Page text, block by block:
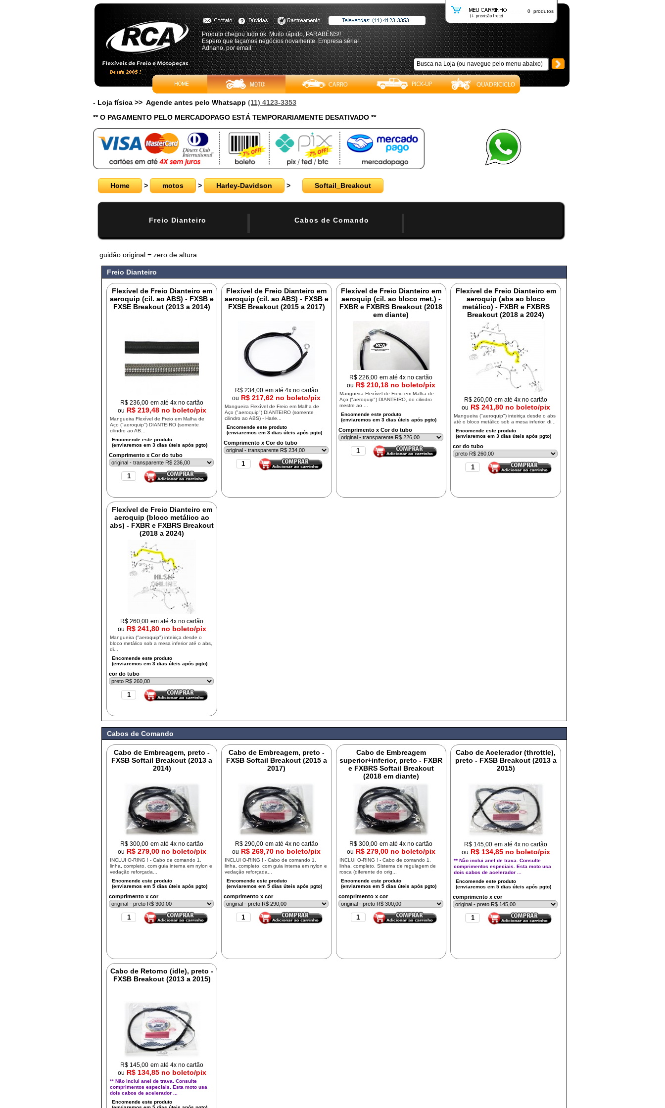
0 produtos
Produto chegou tudo ok. Muito rápido, PARABÉNS!!
Espero que façamos negócios novamente. Empresa séria!
Adriano, por email
- Loja física >> Agende antes pelo Whatsapp (11) 4123-3353
** O PAGAMENTO PELO MERCADOPAGO ESTÁ TEMPORARIAMENTE DESATIVADO **
Home > motos > Harley-Davidson > Softail_Breakout
Freio Dianteiro Cabos de Comando
guidão original = zero de altura
Freio Dianteiro
Flexível de Freio Dianteiro em
aeroquip (cil. ao ABS) - FXSB e
FXSE Breakout (2013 a 2014)
R$236,00 em até 4x no cartão
ou R$ 219,48 no boleto/pix
Mangueira Flexível de Freio em Malha de
Aço ("aeroquip") DIANTEIRO (somente
cilindro ao AB...
Comprimento x Cor do tubo
Flexível de Freio Dianteiro em
aeroquip (cil. ao ABS) - FXSB e
FXSE Breakout (2015 a 2017)
R$ 234,00 em até 4x no cartão
ou R$ 217,62 no boleto/pix
Mangueira Flexível de Freio em Malha de
Aço ("aeroquip") DIANTEIRO (somente
cilindro ao ABS) - Harle...
Comprimento x Cor do tubo
Flexível de Freio Dianteiro em
aeroquip (cil. ao bloco met.) -
FXBR e FXBRS Breakout (2018
em diante)
R$226,00 em até 4x no cartão
ou R$ 210,18 no boleto/pix
Mangueira Flexível de Freio em Malha de
Aço ("aeroquip") DIANTEIRO, do cilindro
mestre ao ...
Comprimento x Cor do tubo
Flexível de Freio Dianteiro em
aeroquip (abs ao bloco
metálico) - FXBR e FXBRS
Breakout (2018 a 2024)
R$260,00 em até 4x no cartão
ou R$ 241,80 no boleto/pix
Mangueira ("aeroquip") inteiriça desde o abs
até o bloco metálico sob a mesa inferior, di...
cor do tubo
Flexível de Freio Dianteiro em
aeroquip (bloco metálico ao
abs) - FXBR e FXBRS Breakout
(2018 a 2024)
R$260,00 em até 4x no cartão
ou R$ 241,80 no boleto/pix
Mangueira ("aeroquip") inteiriça desde o
bloco metálico sob a mesa inferior até o abs,
di...
cor do tubo
Cabos de Comando
Cabo de Embreagem, preto -
FXSB Softail Breakout (2013 a
2014)
R$300,00 em até 4x no cartão
ou R$ 279,00 no boleto/pix
INCLUI O-RING ! - Cabo de comando 1.
linha, completo, com guia interna em nylon e
vedação reforçada...
comprimento x cor
Cabo de Embreagem, preto -
FXSB Softail Breakout (2015 a
2017)
R$ 290,00 em até 4x no cartão
ou R$ 269,70 no boleto/pix
INCLUI O-RING ! - Cabo de comando 1.
linha, completo, com guia interna em nylon e
vedação reforçada...
comprimento x cor
Cabo de Embreagem
superior+inferior, preto - FXBR
e FXBRS Softail Breakout
(2018 em diante)
R$300,00 em até 4x no cartão
ou R$ 279,00 no boleto/pix
INCLUI O-RING ! - Cabo de comando 1.
linha, completo. Sistema de regulagem de
rosca (diferente do orig...
comprimento x cor
Cabo de Acelerador (throttle),
preto - FXSB Breakout (2013 a
2015)
R$ 145,00 em até 4x no cartão
ou R$ 134,85 no boleto/pix
** Não inclui anel de trava. Consulte
comprimentos especiais. Esta moto usa
dois cabos de acelerador ...
comprimento x cor
Cabo de Retorno (idle), preto -
FXSB Breakout (2013 a 2015)
R$ 145,00 em até 4x no cartão
ou R$ 134,85 no boleto/pix
** Não inclui anel de trava. Consulte
comprimentos especiais. Esta moto usa
dois cabos de acelerador ...